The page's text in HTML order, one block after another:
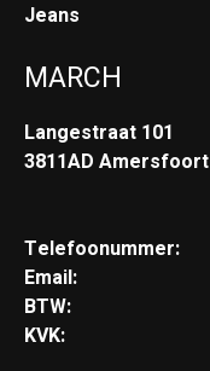
Jeans
MARCH
Langestraat 101
3811AD Amersfoort
Telefoonummer:
Email:
BTW:
KVK: